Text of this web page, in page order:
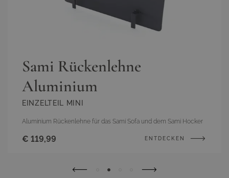
Sami Rückenlehne
Aluminium
EINZELTEIL MINI
Aluminium Rückenlehne für das Sami Sofa und dem Sami Hocker
€ 119,99 ENTDECKEN